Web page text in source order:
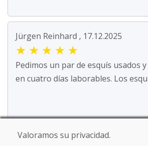
Jürgen Reinhard , 17.12.2025
★ ★ ★ ★ ★
Pedimos un par de esquís usados
en cuatro días laborables. Los
Leer más ...
Valoramos su privacidad.